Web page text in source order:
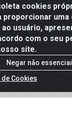
cookies
uma
usuário,
com o seu
site.
Negar não
Cookies
de